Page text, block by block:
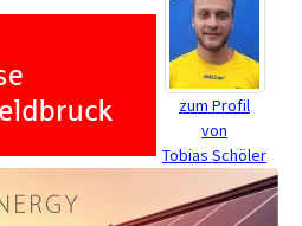
zum Profil
von
Tobias Schöler